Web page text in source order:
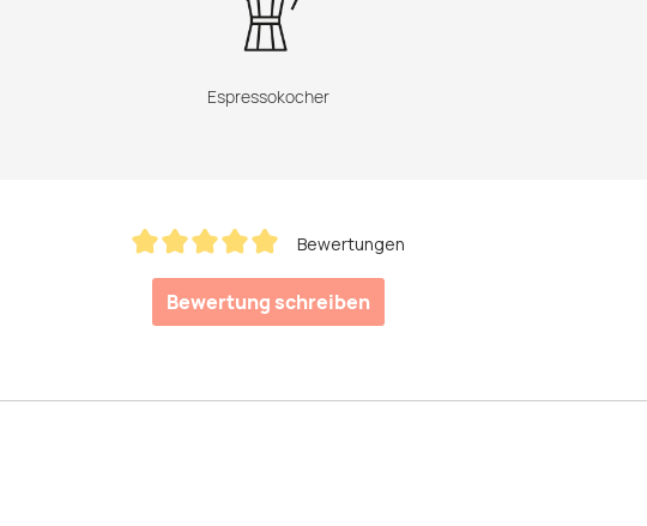
Espressokocher
Bewertungen
Bewertung schreiben